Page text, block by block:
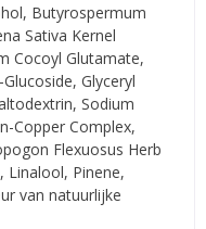
Butyrospermum
Sativa Kernel
Cocoyl Glutamate,
Glyceryl
Sodium
Copper Complex,
Flexuosus Herb
Linalool, Pinene,
van natuurlijke